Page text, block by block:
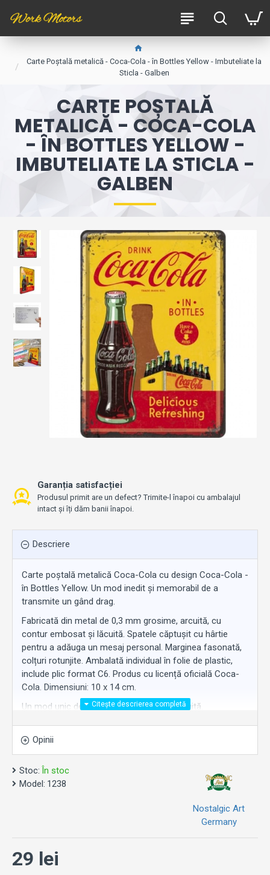
Carte Poștală metalică - Coca-Cola - în Bottles Yellow - Imbuteliate la
Sticla - Galben
CARTE POȘTALĂ
METALICĂ - COCA-COLA
- ÎN BOTTLES YELLOW -
IMBUTELIATE LA STICLA -
GALBEN
Garanția satisfacției
Produsul primit are un defect? Trimite-l înapoi cu ambalajul
intact și îți dăm banii înapoi.
Descriere
Carte poștală metalică Coca-Cola cu design Coca-Cola -
în Bottles Yellow. Un mod inedit și memorabil de a
transmite un gând drag.
Fabricată din metal de 0,3 mm grosime, arcuită, cu
contur embosat și lăcuită. Spatele căptușit cu hârtie
pentru a adăuga un mesaj personal. Marginea fasonată,
colțuri rotunjite. Ambalată individual în folie de plastic,
include plic format C6. Produs cu licență oficială Coca-
Cola. Dimensiuni: 10 x 14 cm.
Un mod unic de a înlocui o felicitare obișnuită.
Rămâne ca obiect de colecție după ce mesajul a fost
transmis. Un cadou original pentru orice fan Coca-Cola.
Opinii
Stoc: În stoc
Model: 1238
Nostalgic Art
Germany
29 lei